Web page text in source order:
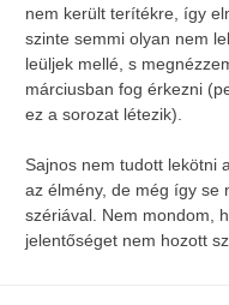
nem került terítékre, így
szinte semmi olyan nem
leüljek mellé, s
márciusban fog érkezni
ez a sorozat létezik).
Sajnos nem tudott lekötni
az élmény, de még így se
szériával. Nem mondom,
jelentőséget nem hozott